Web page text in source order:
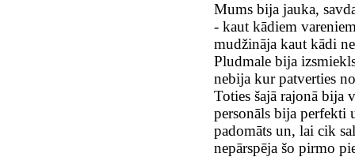
Mums bija jauka,
- kaut kādiem
mudžināja kaut kādi
Pludmale bija
nebija kur patverties
Toties šajā rajonā bija
personāls bija perfekti
padomāts un, lai cik
nepārspēja šo pirmo